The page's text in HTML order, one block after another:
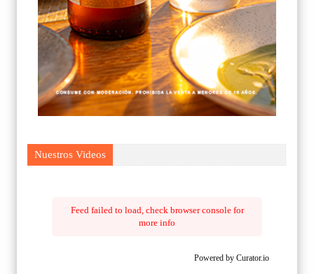
Nuestros Videos
Feed failed to load, check browser console for
more info
Powered by Curator.io